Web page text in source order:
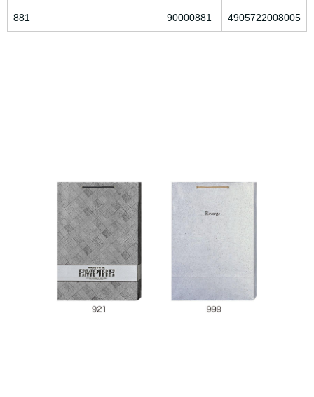
881 90000881 4905722008005